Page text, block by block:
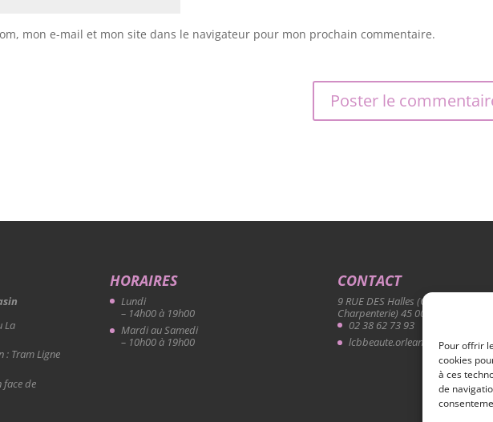
Pour offrir
cookies
à ces
de
mon e-mail et mon site dans le navigateur pour mon prochain commentaire.
La
: Tram Ligne
face de
HORAIRES
Lundi
– 14h00 à 19h00
Mardi au Samedi
– 10h00 à 19h00
CONTACT
9 RUE DES Halles (Quartier Halles /
Charpenterie) 45 000 Orléans
02 38 62 73 93
lcbbeaute.orleans@gmail.com